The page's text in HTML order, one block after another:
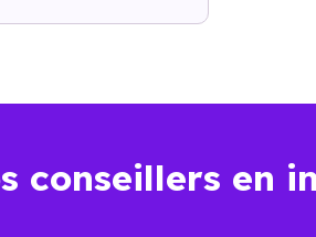
et demain
conseillers en